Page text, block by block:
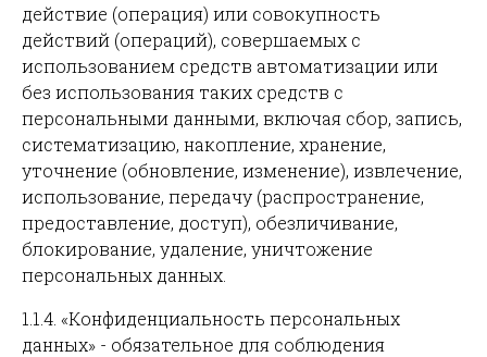
действие (операция) или совокупность
действий (операций), совершаемых с
использованием средств автоматизации или
без использования таких средств с
персональными данными, включая сбор, запись,
систематизацию, накопление, хранение,
уточнение (обновление, изменение), извлечение,
использование, передачу (распространение,
предоставление, доступ), обезличивание,
блокирование, удаление, уничтожение
персональных данных.
1.1.4. «Конфиденциальность персональных
данных» - обязательное для соблюдения